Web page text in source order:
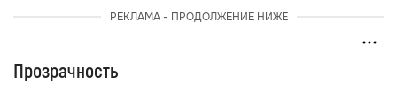
РЕКЛАМА - ПРОДОЛЖЕНИЕ НИЖЕ
Прозрачность